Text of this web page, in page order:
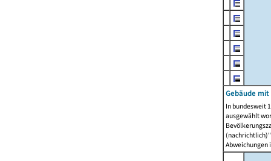
Gebäude mit
In bundesweit
ausgewählt
Abweichungen